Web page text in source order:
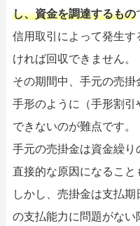
し、資金を調達するもの
信用取引によって発生
ければ回収できません。
その期間中、手元の売掛
手形のように（手形割引
できないのが難点です。
手元の売掛金は資金繰
直接的な原因になること
しかし、売掛金は支払
の支払能力に問題がな